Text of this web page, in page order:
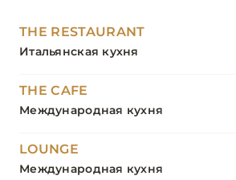
THE RESTAURANT
Итальянская кухня
THE CAFE
Международная кухня
LOUNGE
Международная кухня